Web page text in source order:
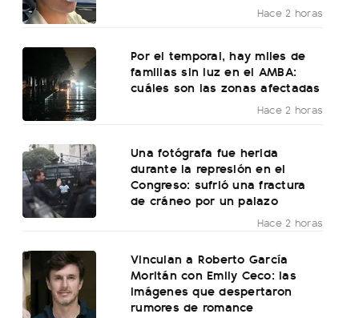
Hace 2 horas
Por el temporal, hay miles de
familias sin luz en el AMBA:
cuáles son las zonas afectadas
Hace 2 horas
Una fotógrafa fue herida
durante la represión en el
Congreso: sufrió una fractura
de cráneo por un palazo
Hace 2 horas
Vinculan a Roberto García
Moritán con Emily Ceco: las
imágenes que despertaron
rumores de romance